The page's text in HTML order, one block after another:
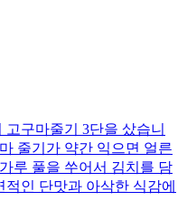
구마줄기 3단을 샀습니
줄기가 약간 익으면 얼른
루 풀을 쑤어서 김치를 담
인 단맛과 아삭한 식감에